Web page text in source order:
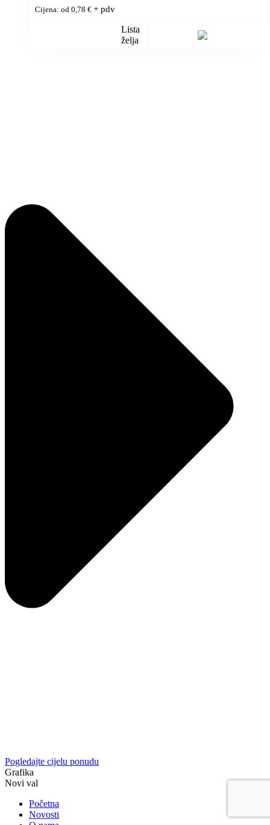
Cijena: od 0,78 € + pdv
Lista
želja
Pogledajte cijelu ponudu
Grafika
Novi val
Početna
Novosti